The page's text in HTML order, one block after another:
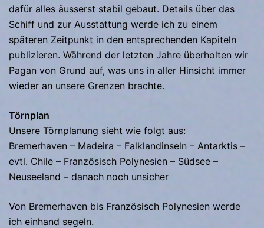
dafür alles äusserst stabil gebaut. Details über das
Schiff und zur Ausstattung werde ich zu einem
späteren Zeitpunkt in den entsprechenden Kapiteln
publizieren. Während der letzten Jahre überholten wir
Pagan von Grund auf, was uns in aller Hinsicht immer
wieder an unsere Grenzen brachte.
Törnplan
Unsere Törnplanung sieht wie folgt aus:
Bremerhaven – Madeira – Falklandinseln – Antarktis –
evtl. Chile – Französisch Polynesien – Südsee –
Neuseeland – danach noch unsicher
Von Bremerhaven bis Französisch Polynesien werde
ich einhand segeln.